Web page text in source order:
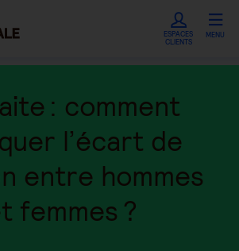
ESPACES
CLIENTS
MENU
: comment
l’écart de
entre hommes
femmes ?